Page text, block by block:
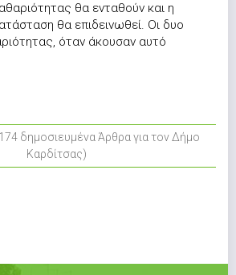
θα ενταθούν και η
θα επιδεινωθεί. Οι δυο
όταν άκουσαν αυτό
δημοσιευμένα Άρθρα για τον Δήμο
Καρδίτσας)